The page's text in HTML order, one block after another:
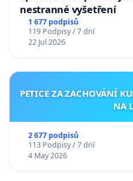
nestranné vyšetření
1 677 podpisů
119 Podpisy / 7 dní
22 Jul 2026
PETICE ZA ZACHOVÁNÍ
NA
2 677 podpisů
113 Podpisy / 7 dní
4 May 2026